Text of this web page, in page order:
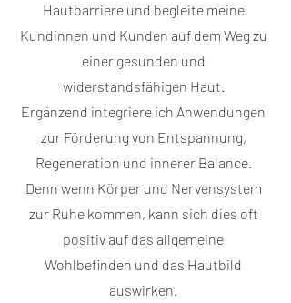
Hautbarriere und begleite meine
Kundinnen und Kunden auf dem Weg zu
einer gesunden und
widerstandsfähigen Haut.
Ergänzend integriere ich Anwendungen
zur Förderung von Entspannung,
Regeneration und innerer Balance.
Denn wenn Körper und Nervensystem
zur Ruhe kommen, kann sich dies oft
positiv auf das allgemeine
Wohlbefinden und das Hautbild
auswirken.